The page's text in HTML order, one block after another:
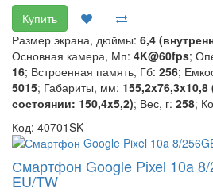
Купить
Размер экрана, дюймы: 6,4
Основная камера, Мп: 4K@60fps;
16; Встроенная память, Гб: 256;
5015; Габариты, мм:
состоянии: 150,4x5,2); Вес, г: 258;
Код: 40701SK
Смартфон Google Pixel 10a
EU/TW